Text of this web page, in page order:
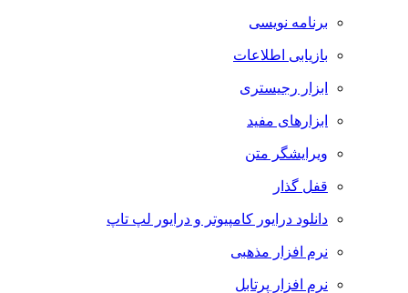
برنامه نویسی
بازیابی اطلاعات
ابزار رجیستری
ابزارهای مفید
ویرایشگر متن
قفل گذار
دانلود درایور کامپیوتر و درایور لپ تاپ
نرم افزار مذهبی
نرم افزار پرتابل